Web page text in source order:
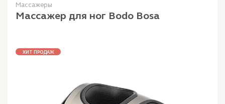
Массажеры
Массажер для ног Bodo Bosa
ХИТ ПРОДАЖ